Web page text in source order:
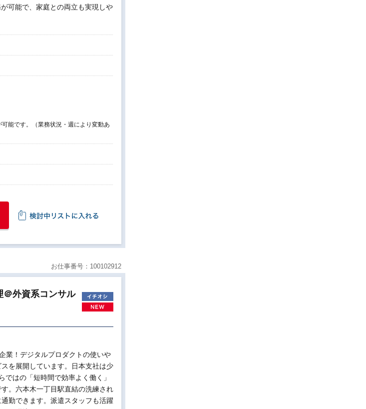
可能で、家庭との両立も実現しや
能です。（業務状況・週により変動あ
お仕事番号：100102912
＠外資系コンサル
業！デジタルプロダクトの使いや
を展開しています。日本支社は少
はの「短時間で効率よく働く」
。六本木一丁目駅直結の洗練され
勤できます。派遣スタッフも活躍